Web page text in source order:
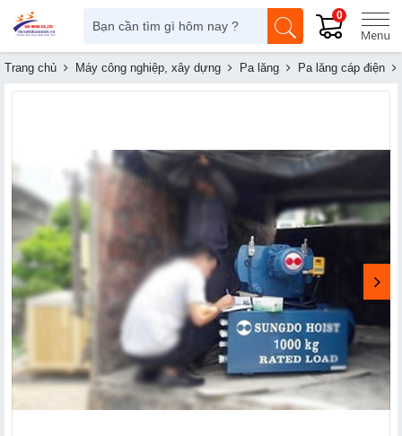
0
Trang chủ Máy công nghiệp, xây dựng Pa lăng Pa lăng cáp điện